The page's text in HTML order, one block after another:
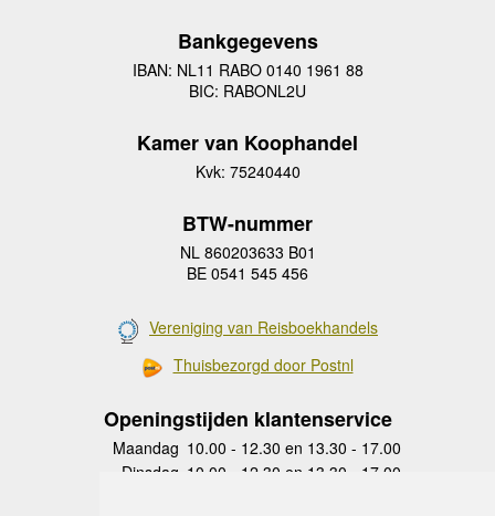
Bankgegevens
IBAN: NL11 RABO 0140 1961 88
BIC: RABONL2U
Kamer van Koophandel
Kvk: 75240440
BTW-nummer
NL 860203633 B01
BE 0541 545 456
Vereniging van Reisboekhandels
Thuisbezorgd door Postnl
Openingstijden klantenservice
Maandag 10.00 - 12.30 en 13.30 - 17.00
Dinsdag 10.00 - 12.30 en 13.30 - 17.00